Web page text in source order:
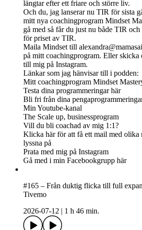
längtar efter ett friare och större liv.
Och du, jag lanserar nu TIR för sista
mitt nya coachingprogram Mindset
gå med så får du just nu både TIR
för priset av TIR.
Maila Mindset till
på mitt coachingprogram. Eller
till mig på Instagram.
Länkar som jag hänvisar till i podden:
Mitt coachingprogram Mindset
Testa dina programmeringar här
Bli fri från dina
Min Youtube-kanal
The Scale up, businessprogram
Vill du bli coachad av mig 1:1?
Klicka här för att få ett mail med olika
lyssna på
Prata med mig på Instagram
Gå med i min Facebookgrupp här
#165 – Från duktig flicka till full
Tivemo
2026-07-12
1 h 46 min.